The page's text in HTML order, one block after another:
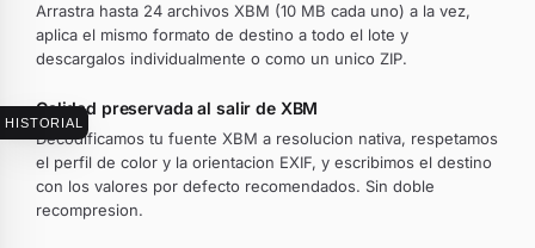
HISTORIAL
Arrastra hasta 24 archivos XBM (10 MB cada uno) a la vez,
aplica el mismo formato de destino a todo el lote y
descargalos individualmente o como un unico ZIP.
Calidad preservada al salir de XBM
Decodificamos tu fuente XBM a resolucion nativa, respetamos
el perfil de color y la orientacion EXIF, y escribimos el destino
con los valores por defecto recomendados. Sin doble
recompresion.